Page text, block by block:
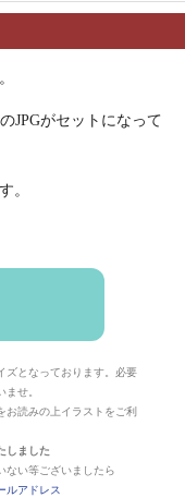
JPGがセットになって
。
ズとなっております。必要
せ。
お読みの上イラストをご利
しました
ない等ございましたら
ルアドレス